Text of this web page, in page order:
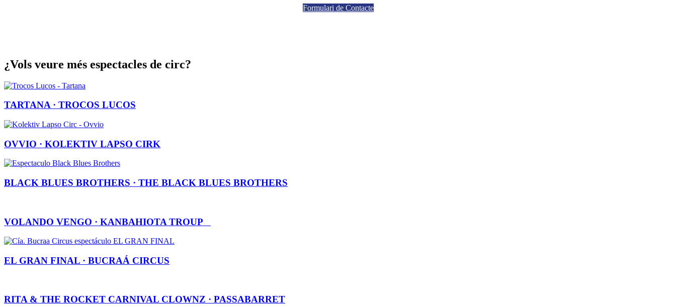
Formulari de Contacte
¿Vols veure més espectacles de circ?
TARTANA · TROCOS LUCOS
OVVIO · KOLEKTIV LAPSO CIRK
BLACK BLUES BROTHERS · THE BLACK BLUES BROTHERS
VOLANDO VENGO · KANBAHIOTA TROUP
EL GRAN FINAL · BUCRAÁ CIRCUS
RITA & THE ROCKET CARNIVAL CLOWNZ · PASSABARRET